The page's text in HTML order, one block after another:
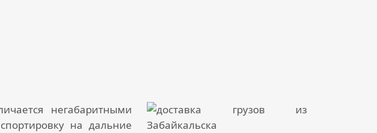
негабаритными
на дальние